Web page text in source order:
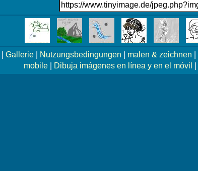
Gallerie Nutzungsbedingungen malen & zeichnen
mobile| Dibuja imágenes en línea y en el móvil